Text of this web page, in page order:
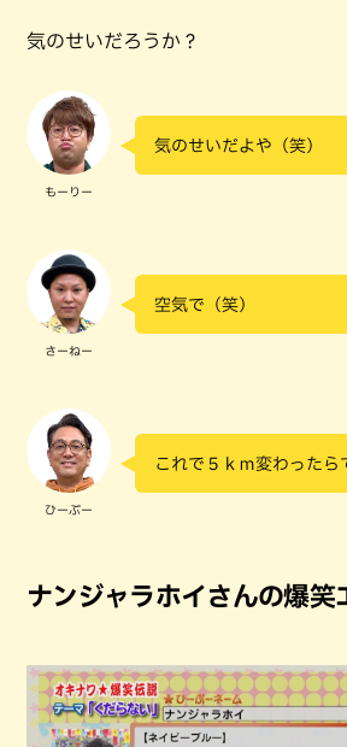
気のせいだろうか？
もーりー
気のせいだよや（笑）
さーねー
空気で（笑）
ひーぷー
これで５ｋｍ変わったら
ナンジャラホイさんの爆笑